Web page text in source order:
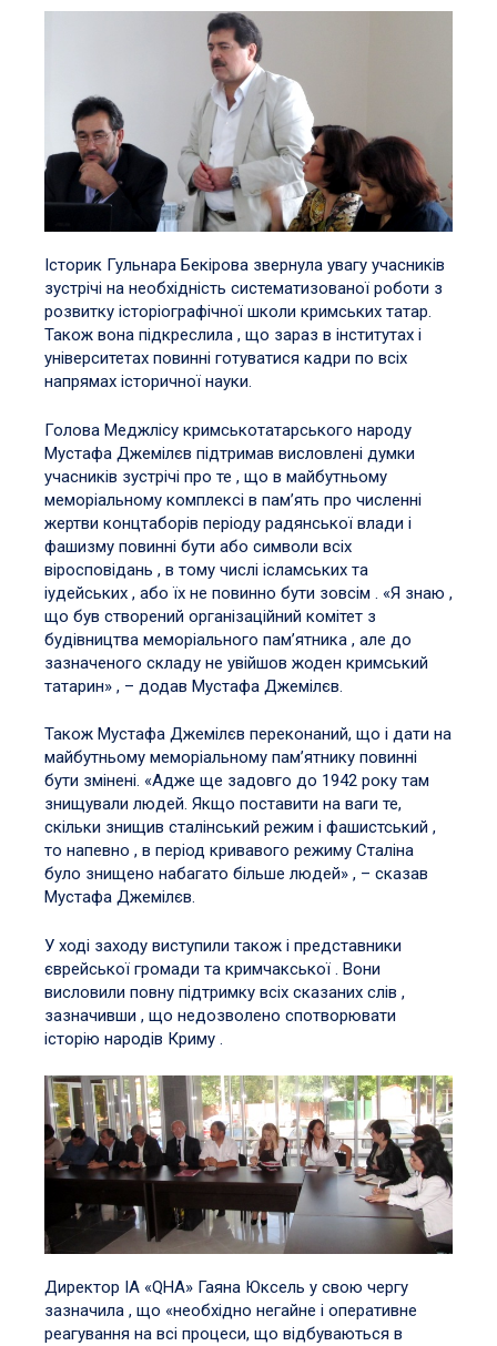
Історик Гульнара Бекірова звернула увагу учасників
зустрічі на необхідність систематизованої роботи з
розвитку історіографічної школи кримських татар.
Також вона підкреслила , що зараз в інститутах і
університетах повинні готуватися кадри по всіх
напрямах історичної науки.
Голова Меджлісу кримськотатарського народу
Мустафа Джемілєв підтримав висловлені думки
учасників зустрічі про те , що в майбутньому
меморіальному комплексі в пам’ять про численні
жертви концтаборів періоду радянської влади і
фашизму повинні бути або символи всіх
віросповідань , в тому числі ісламських та
іудейських , або їх не повинно бути зовсім . «Я знаю ,
що був створений організаційний комітет з
будівництва меморіального пам’ятника , але до
зазначеного складу не увійшов жоден кримський
татарин» , – додав Мустафа Джемілєв.
Також Мустафа Джемілєв переконаний, що і дати на
майбутньому меморіальному пам’ятнику повинні
бути змінені. «Адже ще задовго до 1942 року там
знищували людей. Якщо поставити на ваги те,
скільки знищив сталінський режим і фашистський ,
то напевно , в період кривавого режиму Сталіна
було знищено набагато більше людей» , – сказав
Мустафа Джемілєв.
У ході заходу виступили також і представники
єврейської громади та кримчакської . Вони
висловили повну підтримку всіх сказаних слів ,
зазначивши , що недозволено спотворювати
історію народів Криму .
Директор ІА «QHA» Гаяна Юксель у свою чергу
зазначила , що «необхідно негайне і оперативне
реагування на всі процеси, що відбуваються в